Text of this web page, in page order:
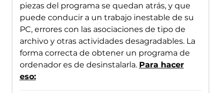
piezas del programa se quedan atrás, y que
puede conducir a un trabajo inestable de su
PC, errores con las asociaciones de tipo de
archivo y otras actividades desagradables. La
forma correcta de obtener un programa de
ordenador es de desinstalarla. Para hacer
eso: